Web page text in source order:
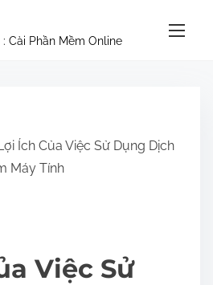
Cài Phần Mềm Online
Ích Của Việc Sử Dụng Dịch
Máy Tính
Việc Sử